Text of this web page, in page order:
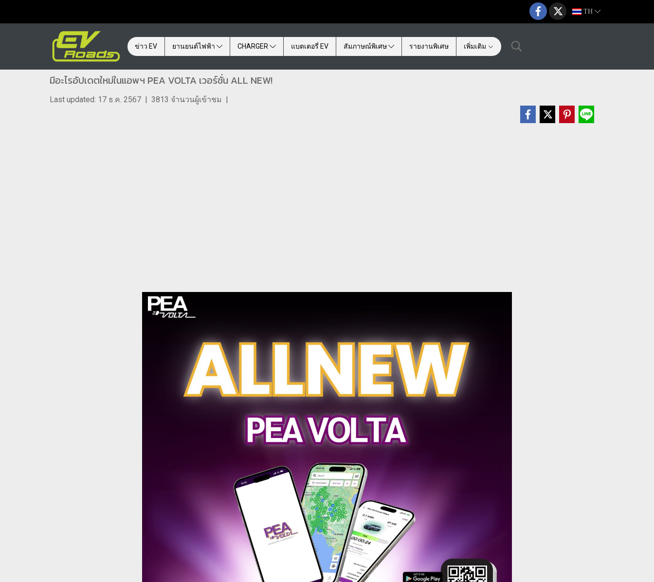
TH
ข่าว EV ยานยนต์ไฟฟ้า CHARGER แบตเตอรี่ EV สัมภาษณ์พิเศษ รายงานพิเศษ เพิ่มเติม
มีอะไรอัปเดตใหม่ในแอพฯ PEA VOLTA เวอร์ชั่น ALL NEW!
Last updated: 17 ธ.ค. 2567 | 3813 จำนวนผู้เข้าชม |